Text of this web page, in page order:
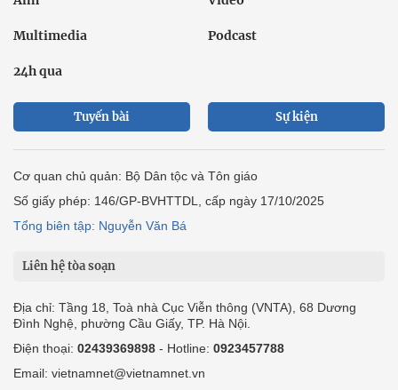
Multimedia Podcast
24h qua
Tuyến bài Sự kiện
Cơ quan chủ quản: Bộ Dân tộc và Tôn giáo
Số giấy phép: 146/GP-BVHTTDL, cấp ngày 17/10/2025
Tổng biên tập: Nguyễn Văn Bá
Liên hệ tòa soạn
Địa chỉ: Tầng 18, Toà nhà Cục Viễn thông (VNTA), 68 Dương
Đình Nghệ, phường Cầu Giấy, TP. Hà Nội.
Điện thoại: 02439369898 - Hotline: 0923457788
Email: vietnamnet@vietnamnet.vn